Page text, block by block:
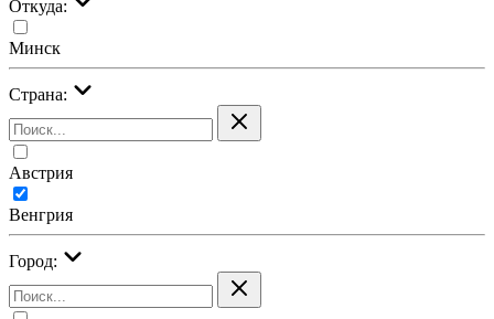
Откуда:
Минск
Страна:
Австрия
Венгрия
Город: